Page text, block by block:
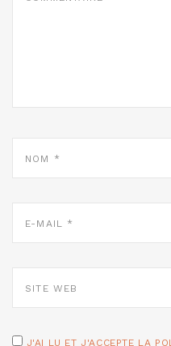
MAIL
WEB
J'AI LU ET J'ACCEPTE LA